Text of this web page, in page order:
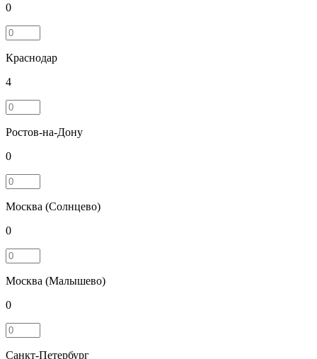
0
Краснодар
4
Ростов-на-Дону
0
Москва (Солнцево)
0
Москва (Малышево)
0
Санкт-Петербург